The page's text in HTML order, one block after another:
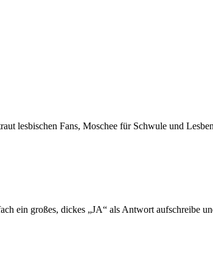
lesbischen Fans, Moschee für Schwule und
ein großes, dickes „JA“ als Antwort aufschreibe